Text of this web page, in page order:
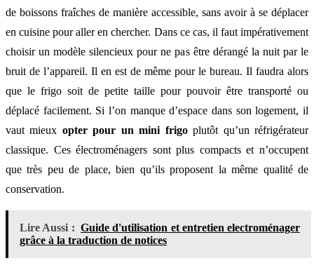
de boissons fraîches de manière accessible, sans avoir à se déplacer
en cuisine pour aller en chercher. Dans ce cas, il faut impérativement
choisir un modèle silencieux pour ne pas être dérangé la nuit par le
bruit de l’appareil. Il en est de même pour le bureau. Il faudra alors
que le frigo soit de petite taille pour pouvoir être transporté ou
déplacé facilement. Si l’on manque d’espace dans son logement, il
vaut mieux opter pour un mini frigoplutôt qu’un réfrigérateur
classique. Ces électroménagers sont plus compacts et n’occupent
que très peu de place, bien qu’ils proposent la même qualité de
conservation.
Lire Aussi : Guide d'utilisation et entretien electroménager
grâce à la traduction de notices